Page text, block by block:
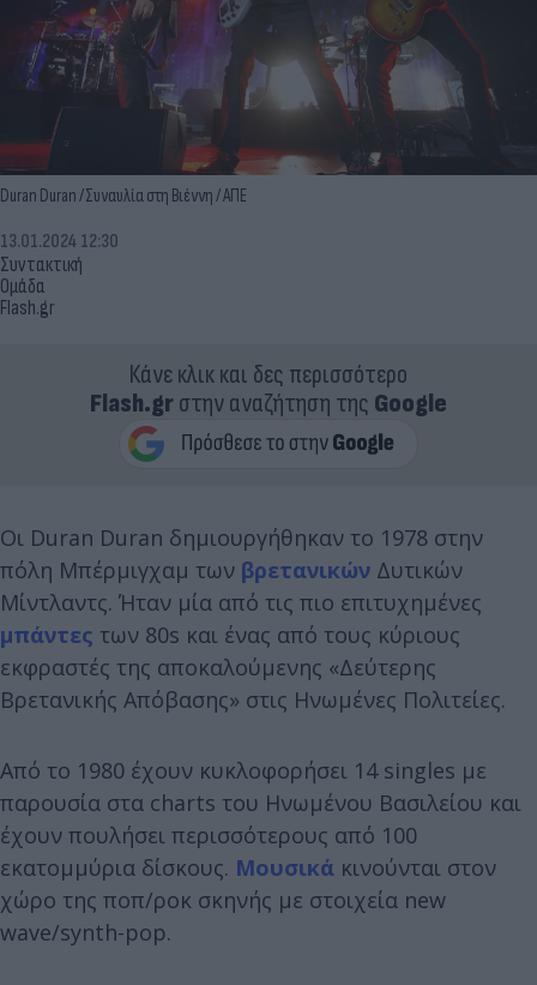
Duran Duran / Συναυλία στη Βιέννη / ΑΠΕ
Συντακτική
Ομάδα
Flash.gr
13.01.2024 12:30
Κάνε κλικ και δες περισσότερο
Flash.grστην αναζήτηση της Google
Οι Duran Duran δημιουργήθηκαν το 1978 στην
πόλη Μπέρμιγχαμ των βρετανικών Δυτικών
Μίντλαντς. Ήταν μία από τις πιο επιτυχημένες
μπάντες των 80s και ένας από τους κύριους
εκφραστές της αποκαλούμενης «Δεύτερης
Βρετανικής Απόβασης» στις Ηνωμένες Πολιτείες.
Από το 1980 έχουν κυκλοφορήσει 14 singles με
παρουσία στα charts του Ηνωμένου Βασιλείου και
έχουν πουλήσει περισσότερους από 100
εκατομμύρια δίσκους. Μουσικά κινούνται στον
χώρο της ποπ/ροκ σκηνής με στοιχεία new
wave/synth-pop.